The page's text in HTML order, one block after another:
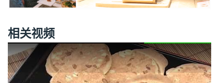
相关视频